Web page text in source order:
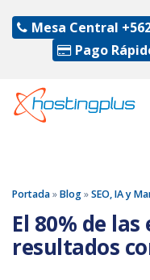
Mesa Central
Pago
Portada»Blog»SEO, IA y
El 80% de
resultados